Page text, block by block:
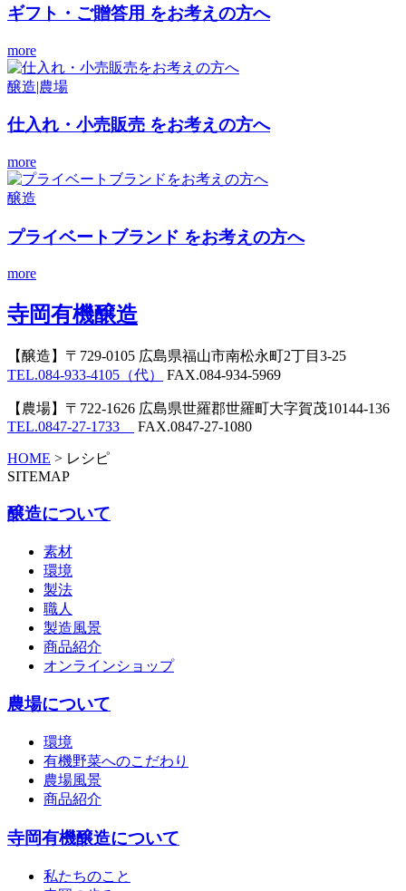
ギフト・ご贈答用 をお考えの方へ
more
醸造|農場
仕入れ・小売販売 をお考えの方へ
more
醸造
プライベートブランド をお考えの方へ
more
寺岡有機醸造
【醸造】 〒729-0105 広島県福山市南松永町2丁目3-25
TEL.084-933-4105（代）
FAX.084-934-5969
【農場】 〒722-1626 広島県世羅郡世羅町大字賀茂10144-136
TEL.0847-27-1733
FAX.0847-27-1080
HOME > レシピ
SITEMAP
醸造について
素材
環境
製法
職人
製造風景
商品紹介
オンラインショップ
農場について
環境
有機野菜へのこだわり
農場風景
商品紹介
寺岡有機醸造について
私たちのこと